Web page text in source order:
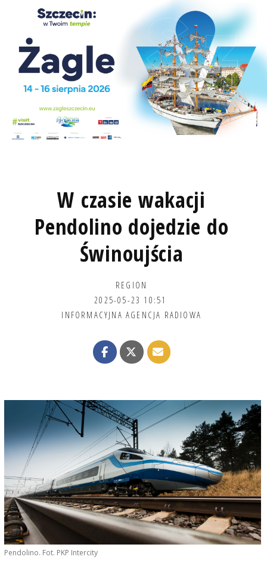
W czasie wakacji
Pendolino dojedzie do
Świnoujścia
REGION
2025-05-23 10:51
INFORMACYJNA AGENCJA RADIOWA
Pendolino. Fot. PKP Intercity